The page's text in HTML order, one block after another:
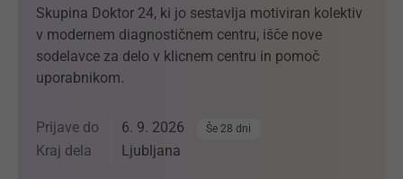
Skupina Doktor 24, ki jo sestavlja motiviran kolektiv
v modernem diagnostičnem centru, išče nove
sodelavce za delo v klicnem centru in pomoč
uporabnikom.
Prijave do 6. 9. 2026 Še 28 dni
Kraj dela Ljubljana